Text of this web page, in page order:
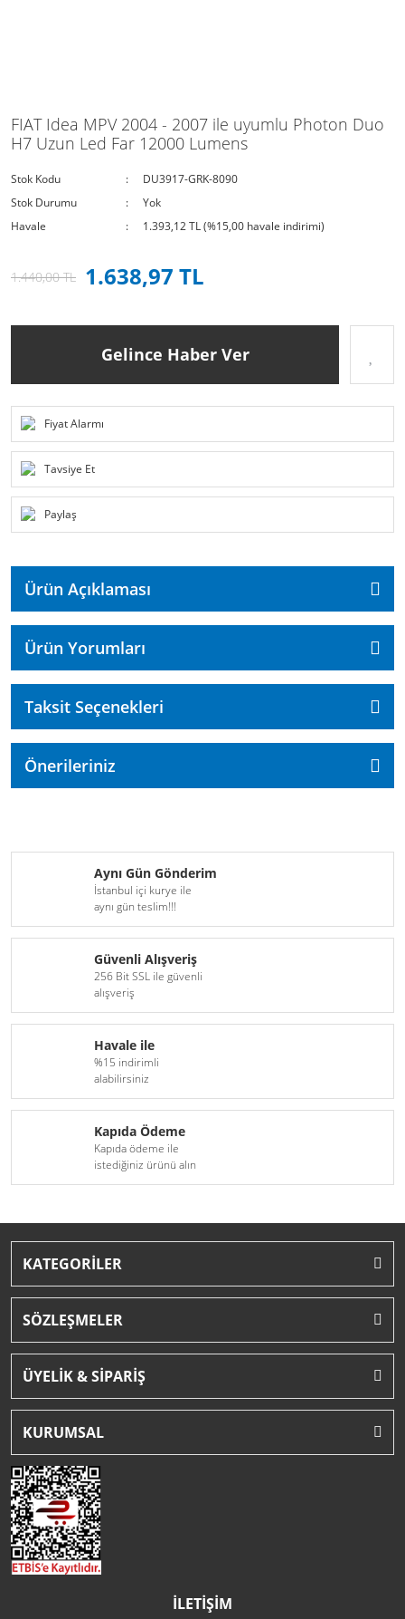
FIAT Idea MPV 2004 - 2007 ile uyumlu Photon Duo
H7 Uzun Led Far 12000 Lumens
Stok Kodu
DU3917-GRK-8090
Stok Durumu
Yok
Havale
1.393,12 TL (%15,00 havale indirimi)
1.440,00 TL 1.638,97 TL
Gelince Haber Ver
Fiyat Alarmı
Tavsiye Et
Paylaş
Ürün Açıklaması
Ürün Yorumları
Taksit Seçenekleri
Önerileriniz
Aynı Gün Gönderim
İstanbul içi kurye ile
aynı gün teslim!!!
Güvenli Alışveriş
256 Bit SSL ile güvenli
alışveriş
Havale ile
%15 indirimli
alabilirsiniz
Kapıda Ödeme
Kapıda ödeme ile
istediğiniz ürünü alın
KATEGORİLER
SÖZLEŞMELER
ÜYELİK & SİPARİŞ
KURUMSAL
İLETİŞİM